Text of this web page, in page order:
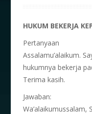
HUKUM BEKERJA
Pertanyaan
Assalamu’alaikum.
hukumnya bekerja
Terima kasih.
Jawaban: